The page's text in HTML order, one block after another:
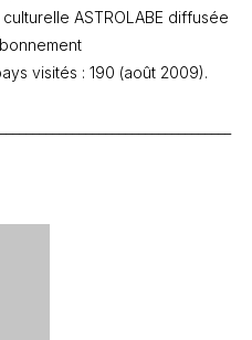
ASTROLABE diffusée
visités : 190 (août 2009).